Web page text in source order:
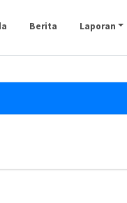
Berita Laporan